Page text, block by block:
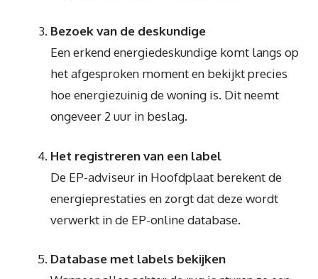
Bezoek van de deskundige
Een erkend energiedeskundige komt langs op
het afgesproken moment en bekijkt precies
hoe energiezuinig de woning is. Dit neemt
ongeveer 2 uur in beslag.
Het registreren van een label
De EP-adviseur in Hoofdplaat berekent de
energieprestaties en zorgt dat deze wordt
verwerkt in de EP-online database.
Database met labels bekijken